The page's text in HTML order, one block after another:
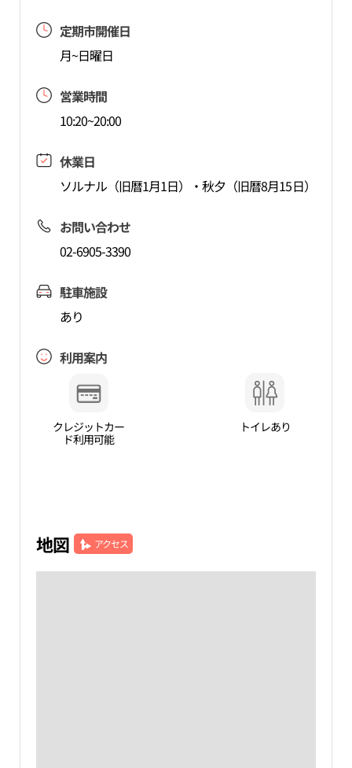
定期市開催日
月~日曜日
営業時間
10:20~20:00
休業日
ソルナル（旧暦1月1日）・秋夕（旧暦8月15日）
お問い合わせ
02-6905-3390
駐車施設
あり
利用案内
クレジットカー
ド利用可能
トイレあり
地図 アクセス